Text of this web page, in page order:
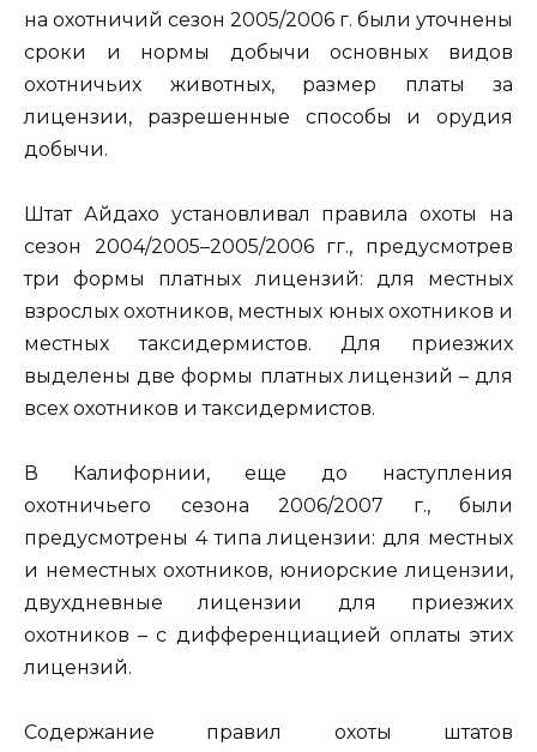
на охотничий сезон 2005/2006 г. были уточнены
сроки и нормы добычи основных видов
охотничьих животных, размер платы за
лицензии, разрешенные способы и орудия
добычи.
Штат Айдахо установливал правила охоты на
сезон 2004/2005–2005/2006 гг., предусмотрев
три формы платных лицензий: для местных
взрослых охотников, местных юных охотников и
местных таксидермистов. Для приезжих
выделены две формы платных лицензий – для
всех охотников и таксидермистов.
В Калифорнии, еще до наступления
охотничьего сезона 2006/2007 г., были
предусмотрены 4 типа лицензии: для местных
и неместных охотников, юниорские лицензии,
двухдневные лицензии для приезжих
охотников – с дифференциацией оплаты этих
лицензий.
Содержание правил охоты штатов